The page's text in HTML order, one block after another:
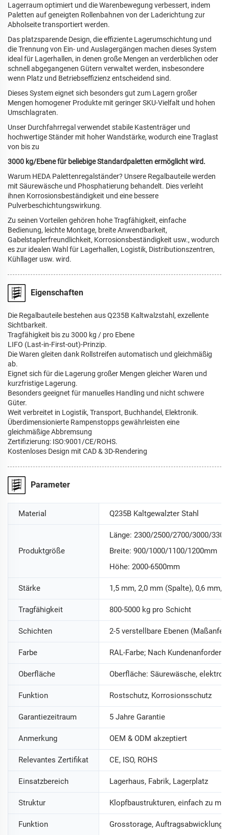
Lagerraum optimiert und die Warenbewegung verbessert, indem
Paletten auf geneigten Rollenbahnen von der Laderichtung zur
Abholseite transportiert werden.
Das platzsparende Design, die effiziente Lagerumschichtung und
die Trennung von Ein- und Auslagergängen machen dieses System
ideal für Lagerhallen, in denen große Mengen an verderblichen oder
schnell abgegangenen Gütern verwaltet werden, insbesondere
wenn Platz und Betriebseffizienz entscheidend sind.
Dieses System eignet sich besonders gut zum Lagern großer
Mengen homogener Produkte mit geringer SKU-Vielfalt und hohen
Umschlagraten.
Unser Durchfahrregal verwendet stabile Kastenträger und
hochwertige Ständer mit hoher Wandstärke, wodurch eine Traglast
von bis zu
3000 kg/Ebene für beliebige Standardpaletten ermöglicht wird.
Warum HEDA Palettenregalständer? Unsere Regalbauteile werden
mit Säurewäsche und Phosphatierung behandelt. Dies verleiht
ihnen Korrosionsbeständigkeit und eine bessere
Pulverbeschichtungswirkung.
Zu seinen Vorteilen gehören hohe Tragfähigkeit, einfache
Bedienung, leichte Montage, breite Anwendbarkeit,
Gabelstaplerfreundlichkeit, Korrosionsbeständigkeit usw., wodurch
es zur idealen Wahl für Lagerhallen, Logistik, Distributionszentren,
Kühllager usw. wird.
Eigenschaften
Die Regalbauteile bestehen aus Q235B Kaltwalzstahl, exzellente
Sichtbarkeit.
Tragfähigkeit bis zu 3000 kg / pro Ebene
LIFO (Last-in-First-out)-Prinzip.
Die Waren gleiten dank Rollstreifen automatisch und gleichmäßig
ab.
Eignet sich für die Lagerung großer Mengen gleicher Waren und
kurzfristige Lagerung.
Besonders geeignet für manuelles Handling und nicht schwere
Güter.
Weit verbreitet in Logistik, Transport, Buchhandel, Elektronik.
Überdimensionierte Rampenstopps gewährleisten eine
gleichmäßige Abbremsung
Zertifizierung: ISO:9001/CE/ROHS.
Kostenloses Design mit CAD & 3D-Rendering
Parameter
Material Q235B Kaltgewalzter Stahl
Produktgröße
Länge: 2300/2500/2700/3000/
Breite: 900/1000/1100/1200mm
Höhe: 2000-6500mm
Stärke 1,5 mm, 2,0 mm (Spalte), 0,6 mm,
Tragfähigkeit 800-5000 kg pro Schicht
Schichten 2-5 verstellbare Ebenen
Farbe RAL-Farbe; Nach
Oberfläche Oberfläche: Säurewäsche,
Funktion Rostschutz, Korrosionsschutz
Garantiezeitraum 5 Jahre Garantie
Anmerkung OEM & ODM akzeptiert
Relevantes Zertifikat CE, ISO, ROHS
Einsatzbereich Lagerhaus, Fabrik, Lagerplatz
Struktur Klopfbaustrukturen, einfach zu
Funktion Grosstorage, Auftragsabwicklung